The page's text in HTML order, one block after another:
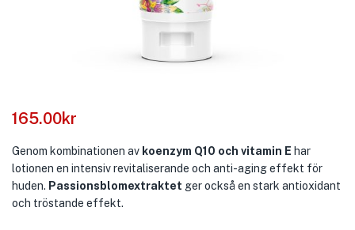
165.00kr
Genom kombinationen av koenzym Q10 och vitamin E har
lotionen en intensiv revitaliserande och anti-aging effekt för
huden. Passionsblomextraktet ger också en stark antioxidant
och tröstande effekt.